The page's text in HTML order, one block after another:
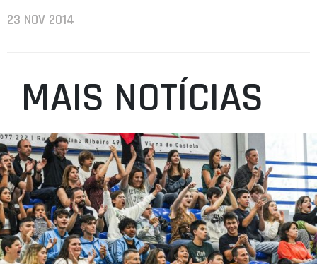
23 NOV 2014
MAIS NOTÍCIAS